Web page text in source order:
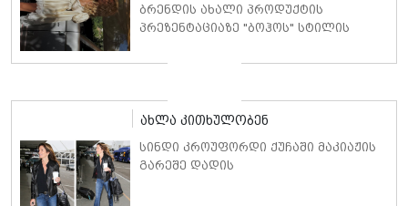
ბრენდის ახალი პროდუქტის
პრეზენტაციაზე "ბოჰოს" სტილის
მინიკაბით გამოჩნდა
ახლა კითხულობენ
სინდი კროუფორდი ქუჩაში მაკიაჟის
გარეშე დადის